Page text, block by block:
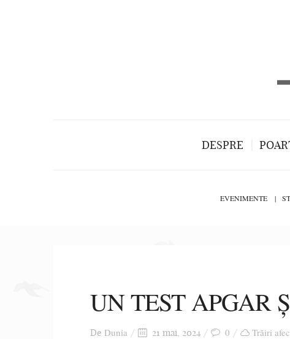
DESPRE
EVENIMENTE
UN TEST APGAR
De Dunia 21 mai, 2024 0 Trăiri